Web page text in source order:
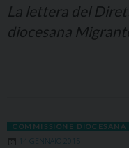
La lettera del
diocesana
COMMISSIONE
14 GENNAIO 2015